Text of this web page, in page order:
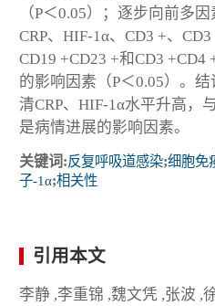
（P＜0.05）；逐步向前多
CRP、HIF-1α、CD3 +、CD3
CD19 +CD23 +和CD3
的影响因素（P＜0.05）。
清CRP、HIF-1α水平升高，
是病情进展的影响因素。
关键词:反复呼吸道感染;细胞免
子-1α;相关性
引用本文
李静 ,李重锦 ,魏文凭 ,张波 ,